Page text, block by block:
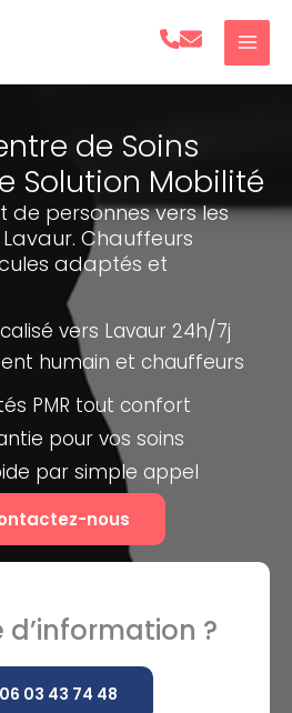
de Soins
Solution Mobilité
personnes vers les
Chauffeurs
adaptés et
vers Lavaur 24h/7j
humain et chauffeurs
PMR tout confort
pour vos soins
par simple appel
nous
?
06 03 43 74 48